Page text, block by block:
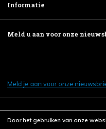
Informatie
Meld u aan voor onze
Meld je aan voor onze
Door het gebruiken van onze